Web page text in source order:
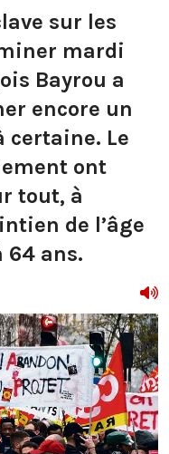
sur les
mardi
Bayrou a
encore un
certaine. Le
ont
tout, à
de l’âge
64 ans.